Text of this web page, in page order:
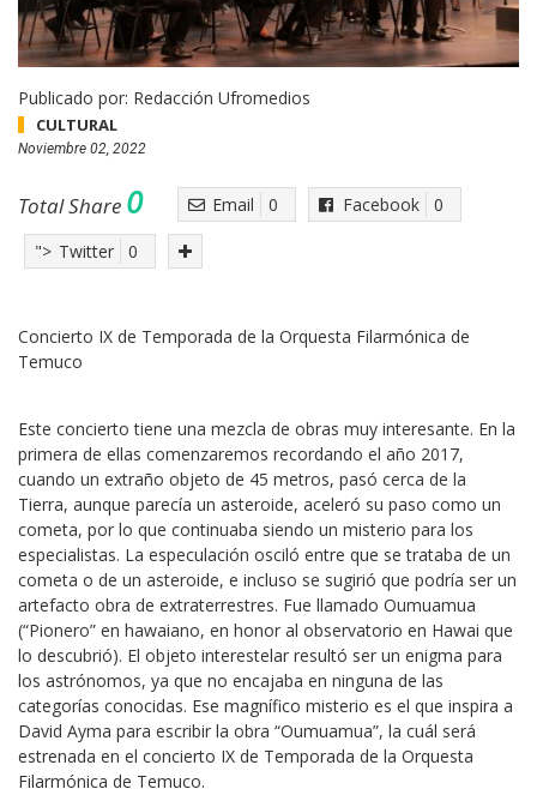
Publicado por: Redacción Ufromedios
CULTURAL
Noviembre 02, 2022
Total Share 0 Email 0 Facebook 0
"> Twitter 0
Concierto IX de Temporada de la Orquesta Filarmónica de
Temuco
Este concierto tiene una mezcla de obras muy interesante. En la
primera de ellas comenzaremos recordando el año 2017,
cuando un extraño objeto de 45 metros, pasó cerca de la
Tierra, aunque parecía un asteroide, aceleró su paso como un
cometa, por lo que continuaba siendo un misterio para los
especialistas. La especulación osciló entre que se trataba de un
cometa o de un asteroide, e incluso se sugirió que podría ser un
artefacto obra de extraterrestres. Fue llamado Oumuamua
(“Pionero” en hawaiano, en honor al observatorio en Hawai que
lo descubrió). El objeto interestelar resultó ser un enigma para
los astrónomos, ya que no encajaba en ninguna de las
categorías conocidas. Ese magnífico misterio es el que inspira a
David Ayma para escribir la obra “Oumuamua”, la cuál será
estrenada en el concierto IX de Temporada de la Orquesta
Filarmónica de Temuco.